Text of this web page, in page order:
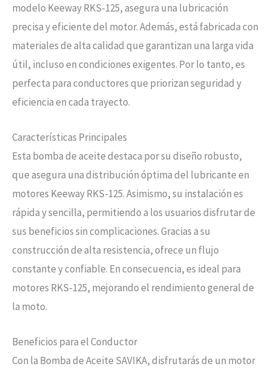
modelo Keeway RKS-125, asegura una lubricación
precisa y eficiente del motor. Además, está fabricada con
materiales de alta calidad que garantizan una larga vida
útil, incluso en condiciones exigentes. Por lo tanto, es
perfecta para conductores que priorizan seguridad y
eficiencia en cada trayecto.
Características Principales
Esta bomba de aceite destaca por su diseño robusto,
que asegura una distribución óptima del lubricante en
motores Keeway RKS-125. Asimismo, su instalación es
rápida y sencilla, permitiendo a los usuarios disfrutar de
sus beneficios sin complicaciones. Gracias a su
construcción de alta resistencia, ofrece un flujo
constante y confiable. En consecuencia, es ideal para
motores RKS-125, mejorando el rendimiento general de
la moto.
Beneficios para el Conductor
Con la Bomba de Aceite SAVIKA, disfrutarás de un motor